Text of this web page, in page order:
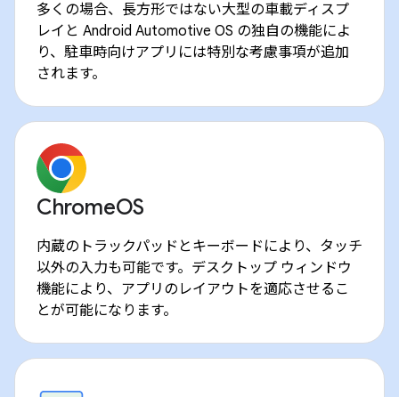
多くの場合、長方形ではない大型の車載ディスプ
レイと Android Automotive OS の独自の機能によ
り、駐車時向けアプリには特別な考慮事項が追加
されます。
ChromeOS
内蔵のトラックパッドとキーボードにより、タッチ
以外の入力も可能です。デスクトップ ウィンドウ
機能により、アプリのレイアウトを適応させるこ
とが可能になります。